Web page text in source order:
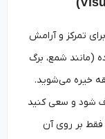
و آرامش
شمع، برگ
به مدت ۱-۲ دقیقه خیره می‌شوید.
و سعی کنید
بر روی آن